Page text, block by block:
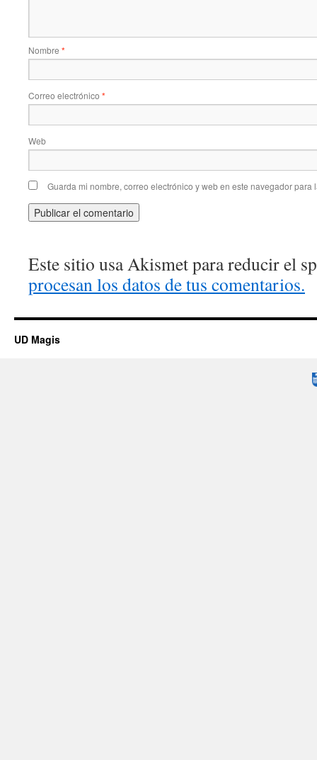
Nombre *
Correo electrónico *
Web
Guarda mi nombre, correo electrónico y web en este navegador para
Este sitio usa Akismet para reducir el
procesan los datos de tus comentarios.
UD Magis